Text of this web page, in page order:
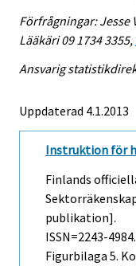
Förfrågningar: Jesse
Lääkäri 09 1734 3355,
Ansvarig
Uppdaterad 4.1.2013
Instruktion för
Finlands
publikation].
ISSN=2243-4984.
Figurbilaga 5.